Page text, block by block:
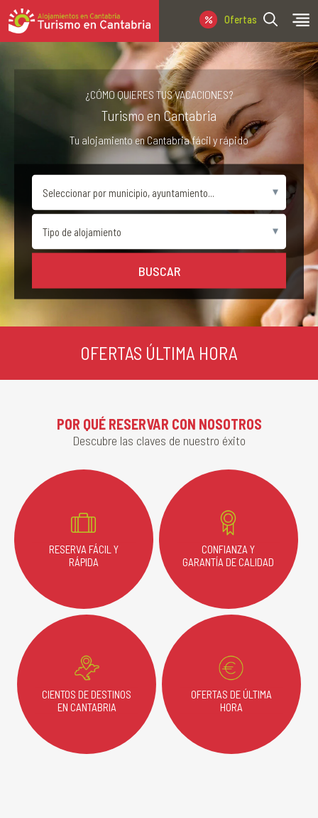
Ofertas Última Hora
¿CÓMO QUIERES TUS VACACIONES?
Turismo en Cantabria
Tu alojamiento en Cantabria fácil y rápido
BUSCAR
OFERTAS ÚLTIMA HORA
POR QUÉ RESERVAR CON NOSOTROS
Descubre las claves de nuestro éxito
RESERVA FÁCIL Y
RÁPIDA
CONFIANZA Y
GARANTÍA DE CALIDAD
CIENTOS DE DESTINOS
EN CANTABRIA
OFERTAS DE ÚLTIMA
HORA